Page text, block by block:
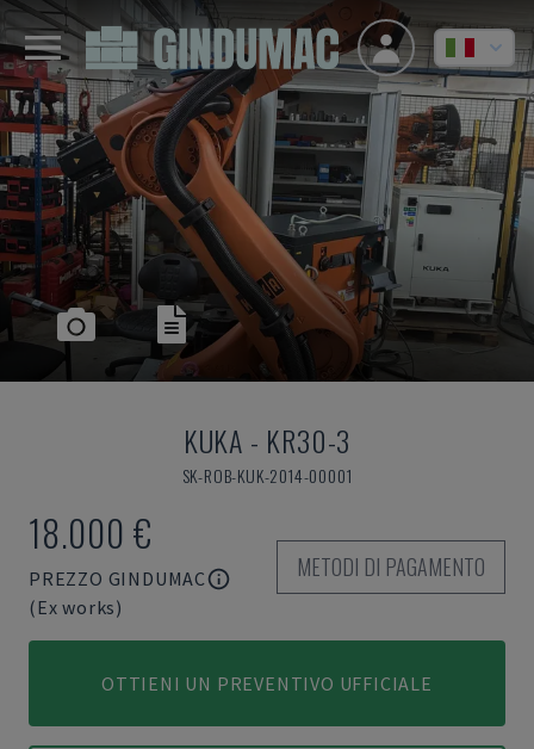
KUKA - KR30-3
SK-ROB-KUK-2014-00001
18.000 €
PREZZO GINDUMAC
(Ex works)
METODI DI PAGAMENTO
OTTIENI UN PREVENTIVO UFFICIALE